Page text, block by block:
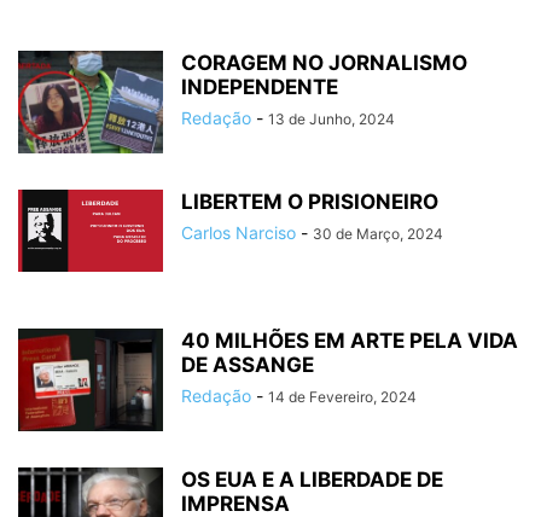
CORAGEM NO JORNALISMO
INDEPENDENTE
Redação - 13 de Junho, 2024
LIBERTEM O PRISIONEIRO
Carlos Narciso - 30 de Março, 2024
40 MILHÕES EM ARTE PELA VIDA
DE ASSANGE
Redação - 14 de Fevereiro, 2024
OS EUA E A LIBERDADE DE
IMPRENSA